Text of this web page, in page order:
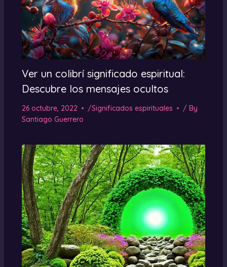
Ver un colibrí significado espiritual:
Descubre los mensajes ocultos
26 octubre, 2022 /Significados espirituales
/ By
Santiago Guerrero